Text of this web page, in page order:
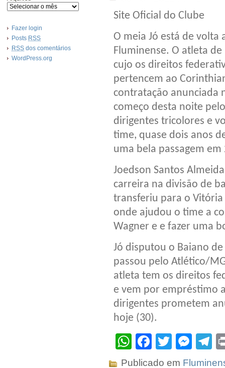
Fazer login
Posts RSS
RSS dos comentários
WordPress.org
Site Oficial do Clube
O meia Jó está de volta
Fluminense. O atleta de
cujo os direitos
pertencem ao
contratação anunciada
começo desta noite
dirigentes tricolores e
time, quase dois anos
uma bela passagem em
Joedson Santos
carreira na divisão de
transferiu para o
onde ajudou o time a
Wagner e e fazer uma
Jó disputou o Baiano
passou pelo Atlético/
atleta tem os direitos
e vem por empréstimo
dirigentes prometem
hoje (30).
WhatsApp
Facebook
Twitter
Publicado em